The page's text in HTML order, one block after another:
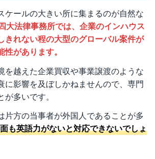
ケールの大きい所に集まるのが自然な
大法律事務所では、企業のインハウス
きれない程の大型のグローバル案件が
があります。
を越えた企業買収や事業譲渡のような
に影響を及ぼしかねませんので、専門
多いです。
片方の当事者が外国人であることが多
も英語力がないと対応できないでしょ